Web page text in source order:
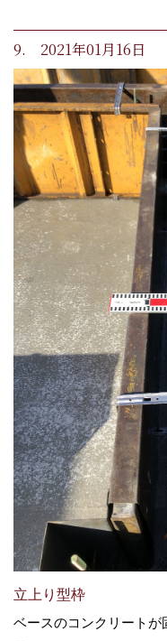
9. 2021年01月16日
立上り型枠
ベースのコンクリート